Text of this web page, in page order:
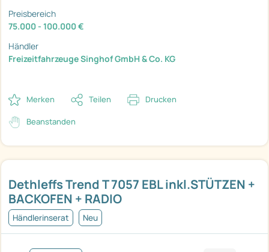
Dethleffs Trend T 7057 EBL inkl.STÜTZEN +
BACKOFEN + RADIO
Händlerinserat Neu
Preisbereich
75.000 - 100.000 €
Händler
Freizeitfahrzeuge Singhof GmbH & Co. KG
Merken Teilen Drucken
Beanstanden